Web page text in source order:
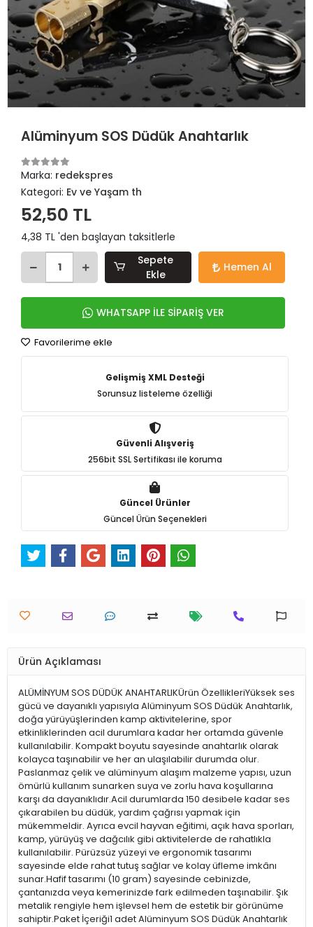
Alüminyum SOS Düdük Anahtarlık
Marka: redekspres
Kategori: Ev ve Yaşam th
52,50 TL
4,38 TL 'den başlayan taksitlerle
Sepete
Ekle
Hemen Al
WHATSAPP İLE SİPARİŞ VER
Favorilerime ekle
Gelişmiş XML Desteği
Sorunsuz listeleme özelliği
Güvenli Alışveriş
256bit SSL Sertifikası ile koruma
Güncel Ürünler
Güncel Ürün Seçenekleri
Ürün Açıklaması
ALÜMİNYUM SOS DÜDÜK ANAHTARLIKÜrün ÖzellikleriYüksek ses
gücü ve dayanıklı yapısıyla Alüminyum SOS Düdük Anahtarlık,
doğa yürüyüşlerinden kamp aktivitelerine, spor
etkinliklerinden acil durumlara kadar her ortamda güvenle
kullanılabilir. Kompakt boyutu sayesinde anahtarlık olarak
kolayca taşınabilir ve her an ulaşılabilir durumda olur.
Paslanmaz çelik ve alüminyum alaşım malzeme yapısı, uzun
ömürlü kullanım sunarken suya ve zorlu hava koşullarına
karşı da dayanıklıdır.Acil durumlarda 150 desibele kadar ses
çıkarabilen bu düdük, yardım çağrısı yapmak için
mükemmeldir. Ayrıca evcil hayvan eğitimi, açık hava sporları,
kamp, yürüyüş ve dağcılık gibi aktivitelerde de rahatlıkla
kullanılabilir. Pürüzsüz yüzeyi ve ergonomik tasarımı
sayesinde elde rahat tutuş sağlar ve kolay üfleme imkânı
sunar.Hafif tasarımı (10 gram) sayesinde cebinizde,
çantanızda veya kemerinizde fark edilmeden taşınabilir. Şık
metalik rengiyle hem işlevsel hem de estetik bir görünüme
sahiptir.Paket İçeriği1 adet Alüminyum SOS Düdük Anahtarlık